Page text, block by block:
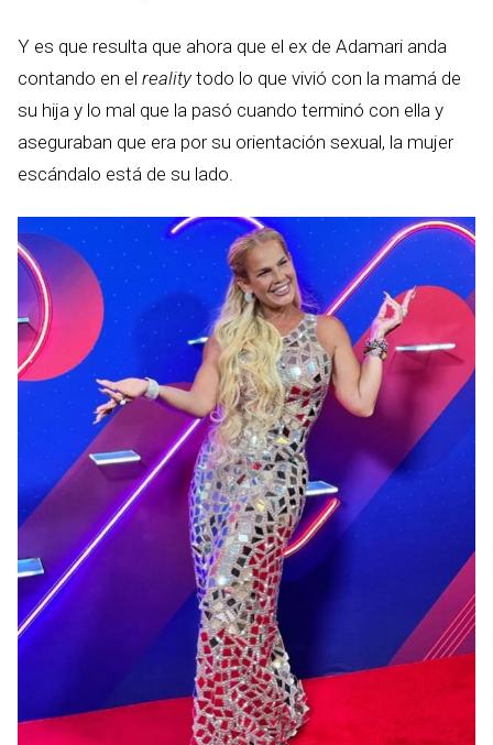
Y es que resulta que ahora que el ex de Adamari anda
contando en el reality todo lo que vivió con la mamá de
su hija y lo mal que la pasó cuando terminó con ella y
aseguraban que era por su orientación sexual, la mujer
escándalo está de su lado.